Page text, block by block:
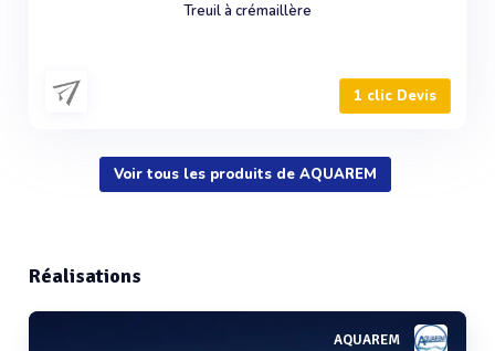
Treuil à crémaillère
1 clic Devis
Voir tous les produits de AQUAREM
Réalisations
AQUAREM